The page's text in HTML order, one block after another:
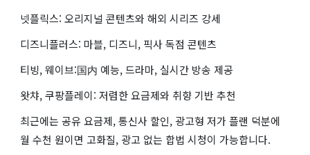
넷플릭스: 오리지널 콘텐츠와 해외 시리즈 강세
디즈니플러스: 마블, 디즈니, 픽사 독점 콘텐츠
티빙, 웨이브:国内 예능, 드라마, 실시간 방송 제공
왓챠, 쿠팡플레이: 저렴한 요금제와 취향 기반 추천
최근에는 공유 요금제, 통신사 할인, 광고형 저가 플랜 덕분에
월 수천 원이면 고화질, 광고 없는 합법 시청이 가능합니다.